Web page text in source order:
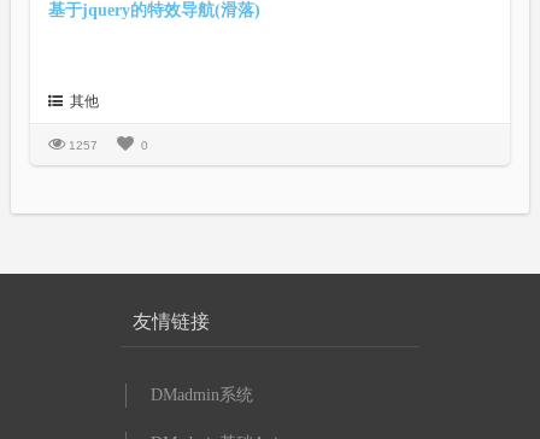
基于jquery的特效导航(滑落)
其他
1257 0
友情链接
DMadmin系统